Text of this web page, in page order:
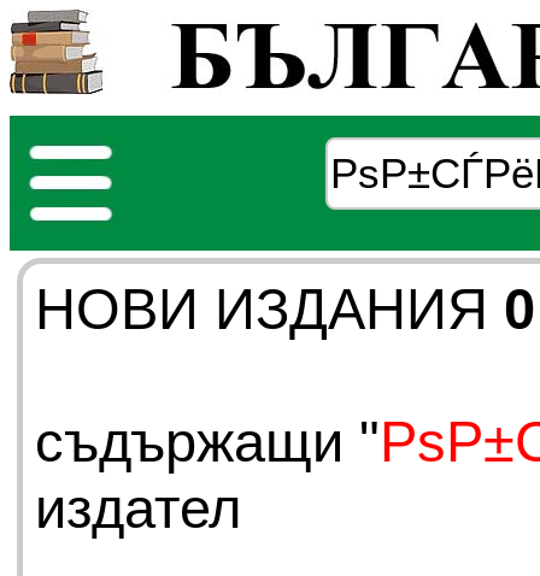
НОВИ ИЗДАНИЯ 0
съдържащи "
издател